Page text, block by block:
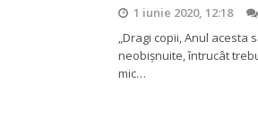
1 iunie 2020, 12:18
„Dragi copii, Anul acesta
neobișnuite, întrucât
mic…